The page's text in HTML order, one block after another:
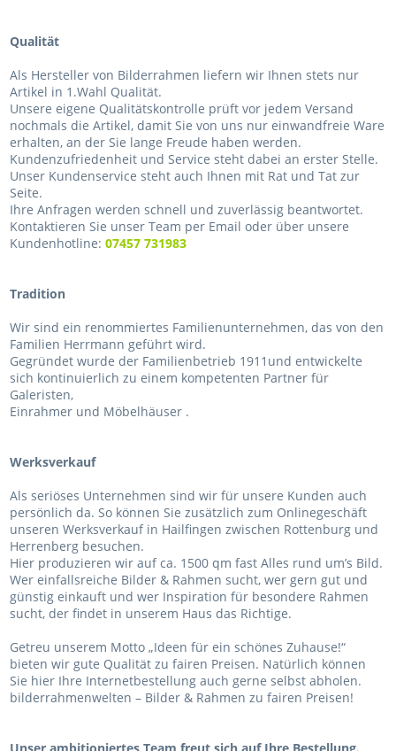
Qualität
Als Hersteller von Bilderrahmen liefern wir Ihnen stets nur
Artikel in 1.Wahl Qualität.
Unsere eigene Qualitätskontrolle prüft vor jedem Versand
nochmals die Artikel, damit Sie von uns nur einwandfreie Ware
erhalten, an der Sie lange Freude haben werden.
Kundenzufriedenheit und Service steht dabei an erster Stelle.
Unser Kundenservice steht auch Ihnen mit Rat und Tat zur
Seite.
Ihre Anfragen werden schnell und zuverlässig beantwortet.
Kontaktieren Sie unser Team per Email oder über unsere
Kundenhotline:07457 731983
Tradition
Wir sind ein renommiertes Familienunternehmen, das von den
Familien Herrmann geführt wird.
Gegründet wurde der Familienbetrieb 1911und entwickelte
sich kontinuierlich zu einem kompetenten Partner für
Galeristen,
Einrahmer und Möbelhäuser .
Werksverkauf
Als seriöses Unternehmen sind wir für unsere Kunden auch
persönlich da. So können Sie zusätzlich zum Onlinegeschäft
unseren Werksverkauf in Hailfingen zwischen Rottenburg und
Herrenberg besuchen.
Hier produzieren wir auf ca. 1500 qm fast Alles rund um’s Bild.
Wer einfallsreiche Bilder & Rahmen sucht, wer gern gut und
günstig einkauft und wer Inspiration für besondere Rahmen
sucht, der findet in unserem Haus das Richtige.
Getreu unserem Motto „Ideen für ein schönes Zuhause!“
bieten wir gute Qualität zu fairen Preisen. Natürlich können
Sie hier Ihre Internetbestellung auch gerne selbst abholen.
bilderrahmenwelten – Bilder & Rahmen zu fairen Preisen!